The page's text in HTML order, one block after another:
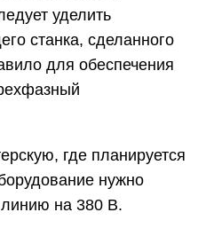
уделить
станка, сделанного
для обеспечения
где планируется
нужно
линию на 380 В.